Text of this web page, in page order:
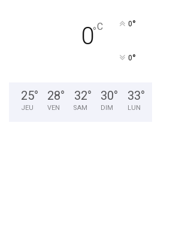
0°C 0°
0°
25°
JEU
28°
VEN
32°
SAM
30°
DIM
33°
LUN